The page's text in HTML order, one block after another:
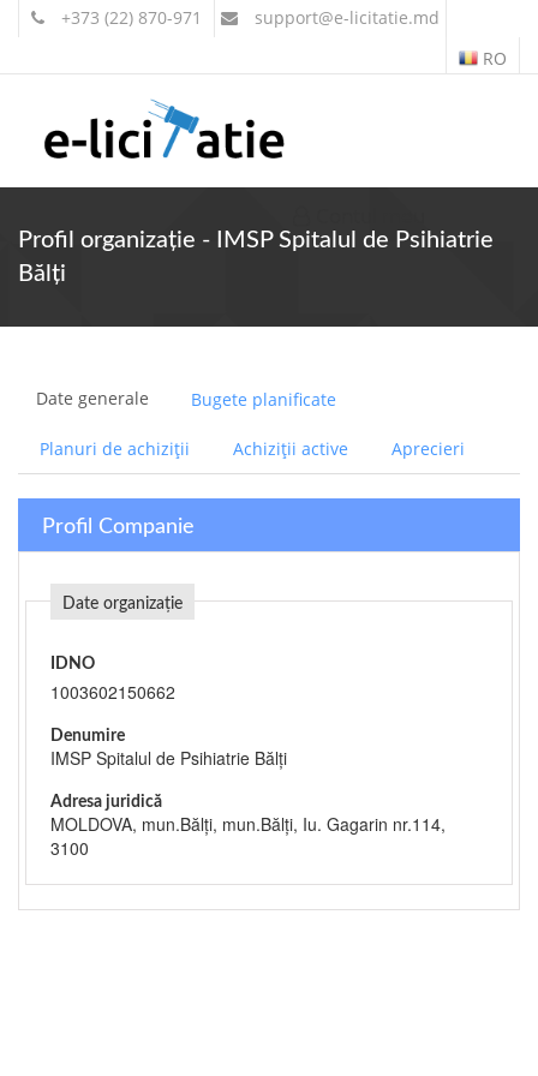
+373 (22) 870-971 support@e-licitatie.md
RO
Profil organizație - IMSP Spitalul de Psihiatrie
Bălţi
Date generale Bugete planificate
Planuri de achiziții Achiziții active Aprecieri
Profil Companie
Date organizație
IDNO
1003602150662
Denumire
IMSP Spitalul de Psihiatrie Bălţi
Adresa juridică
MOLDOVA, mun.Bălţi, mun.Bălţi, Iu. Gagarin nr.114,
3100